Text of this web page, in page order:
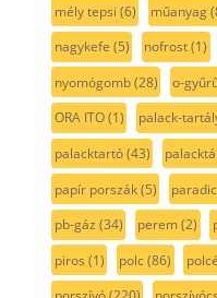
mély tepsi (6) műanyag
nagykefe (5) nofrost(1)
nyomógomb(28) o-
ORA ITO(1) palack-
palacktartó(43)
papír porszák(5)
pb-gáz (34) perem(2)
piros (1) polc(86)